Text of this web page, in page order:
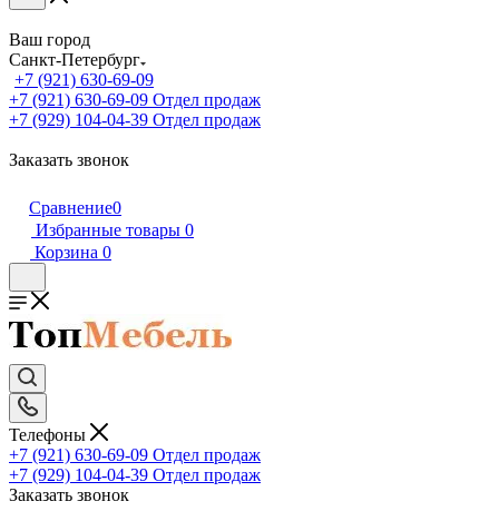
Ваш город
Санкт-Петербург
+7 (921) 630-69-09
+7 (921) 630-69-09 Отдел продаж
+7 (929) 104-04-39 Отдел продаж
Заказать звонок
Сравнение0
Избранные товары 0
Корзина 0
Телефоны
+7 (921) 630-69-09 Отдел продаж
+7 (929) 104-04-39 Отдел продаж
Заказать звонок